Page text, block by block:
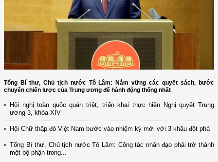
Tổng Bí thư, Chủ tịch nước Tô Lâm: Nắm vững các quyết sách, bước
chuyển chiến lược của Trung ương để hành động thống nhất
Hội nghị toàn quốc quán triệt, triển khai thực hiện Nghị quyết Trung
ương 3, khóa XIV
Hội Chữ thập đỏ Việt Nam bước vào nhiệm kỳ mới với 3 khâu đột phá
Tổng Bí thư, Chủ tịch nước Tô Lâm: Công tác nhân đạo phải trở thành
một bộ phận trong...